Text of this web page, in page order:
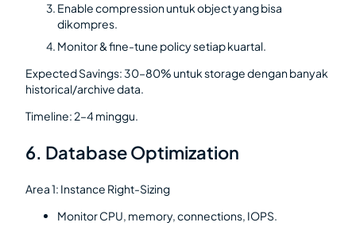
Enable compression untuk object yang bisa
dikompres.
Monitor & fine-tune policy setiap kuartal.
Expected Savings: 30–80% untuk storage dengan banyak
historical/archive data.
Timeline: 2–4 minggu.
6. Database Optimization
Area 1: Instance Right-Sizing
Monitor CPU, memory, connections, IOPS.